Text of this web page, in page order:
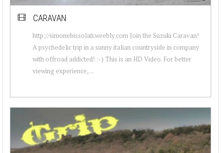
CARAVAN
http://simonebissolati.weebly.com Join the Suzuki Caravan!
A psychedelic trip in a sunny italian countryside in company
with offroad addicted! :-) This is an HD Video. For better
viewing experience, ...